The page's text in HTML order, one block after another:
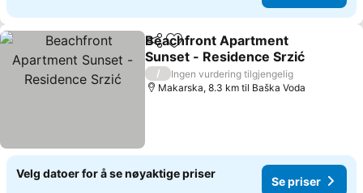
Del Legg til i favoritter
Beachfront Apartment
Sunset - Residence Srzić
Se priser
/
Ingen vurdering tilgjengelig
Makarska, 8.3 km til Baška Voda
Velg datoer for å se nøyaktige priser
Se priser